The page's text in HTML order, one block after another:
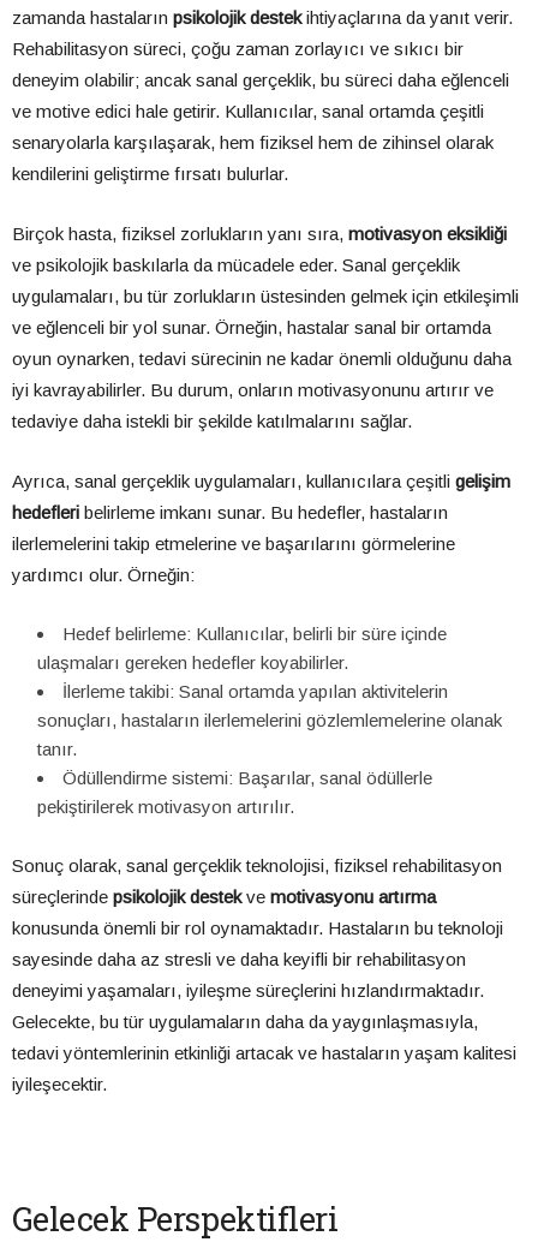
zamanda hastaların psikolojik destekihtiyaçlarına da yanıt verir.
Rehabilitasyon süreci, çoğu zaman zorlayıcı ve sıkıcı bir
deneyim olabilir; ancak sanal gerçeklik, bu süreci daha eğlenceli
ve motive edici hale getirir. Kullanıcılar, sanal ortamda çeşitli
senaryolarla karşılaşarak, hem fiziksel hem de zihinsel olarak
kendilerini geliştirme fırsatı bulurlar.
Birçok hasta, fiziksel zorlukların yanı sıra, motivasyon eksikliği
ve psikolojik baskılarla da mücadele eder. Sanal gerçeklik
uygulamaları, bu tür zorlukların üstesinden gelmek için etkileşimli
ve eğlenceli bir yol sunar. Örneğin, hastalar sanal bir ortamda
oyun oynarken, tedavi sürecinin ne kadar önemli olduğunu daha
iyi kavrayabilirler. Bu durum, onların motivasyonunu artırır ve
tedaviye daha istekli bir şekilde katılmalarını sağlar.
Ayrıca, sanal gerçeklik uygulamaları, kullanıcılara çeşitli gelişim
hedefleri belirleme imkanı sunar. Bu hedefler, hastaların
ilerlemelerini takip etmelerine ve başarılarını görmelerine
yardımcı olur. Örneğin:
Hedef belirleme: Kullanıcılar, belirli bir süre içinde
ulaşmaları gereken hedefler koyabilirler.
İlerleme takibi: Sanal ortamda yapılan aktivitelerin
sonuçları, hastaların ilerlemelerini gözlemlemelerine olanak
tanır.
Ödüllendirme sistemi: Başarılar, sanal ödüllerle
pekiştirilerek motivasyon artırılır.
Sonuç olarak, sanal gerçeklik teknolojisi, fiziksel rehabilitasyon
süreçlerinde psikolojik destekve motivasyonu artırma
konusunda önemli bir rol oynamaktadır. Hastaların bu teknoloji
sayesinde daha az stresli ve daha keyifli bir rehabilitasyon
deneyimi yaşamaları, iyileşme süreçlerini hızlandırmaktadır.
Gelecekte, bu tür uygulamaların daha da yaygınlaşmasıyla,
tedavi yöntemlerinin etkinliği artacak ve hastaların yaşam kalitesi
iyileşecektir.
Gelecek Perspektifleri